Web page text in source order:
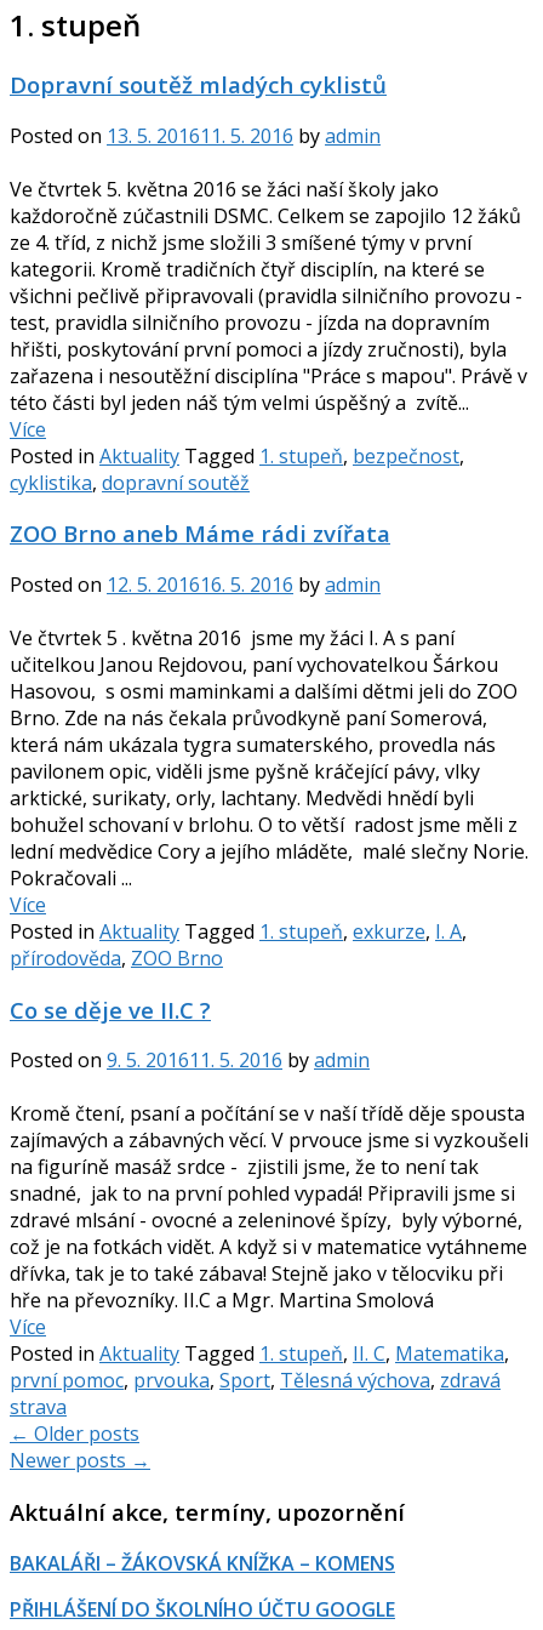
1. stupeň
Dopravní soutěž mladých cyklistů
Posted on 13. 5. 201611. 5. 2016 byadmin
Ve čtvrtek 5. května 2016 se žáci naší školy jako
každoročně zúčastnili DSMC. Celkem se zapojilo 12 žáků
ze 4. tříd, z nichž jsme složili 3 smíšené týmy v první
kategorii. Kromě tradičních čtyř disciplín, na které se
všichni pečlivě připravovali (pravidla silničního provozu -
test, pravidla silničního provozu - jízda na dopravním
hřišti, poskytování první pomoci a jízdy zručnosti), byla
zařazena i nesoutěžní disciplína "Práce s mapou". Právě v
této části byl jeden náš tým velmi úspěšný a zvítě...
Více
Posted in Aktuality Tagged 1. stupeň, bezpečnost,
cyklistika, dopravní soutěž
ZOO Brno aneb Máme rádi zvířata
Posted on 12. 5. 201616. 5. 2016 byadmin
Ve čtvrtek 5 . května 2016 jsme my žáci I. A s paní
učitelkou Janou Rejdovou, paní vychovatelkou Šárkou
Hasovou, s osmi maminkami a dalšími dětmi jeli do ZOO
Brno. Zde na nás čekala průvodkyně paní Somerová,
která nám ukázala tygra sumaterského, provedla nás
pavilonem opic, viděli jsme pyšně kráčející pávy, vlky
arktické, surikaty, orly, lachtany. Medvědi hnědí byli
bohužel schovaní v brlohu. O to větší radost jsme měli z
lední medvědice Cory a jejího mláděte, malé slečny Norie.
Pokračovali ...
Více
Posted in Aktuality Tagged 1. stupeň, exkurze, I. A,
přírodověda, ZOO Brno
Co se děje ve II.C ?
Posted on 9. 5. 201611. 5. 2016 byadmin
Kromě čtení, psaní a počítání se v naší třídě děje spousta
zajímavých a zábavných věcí. V prvouce jsme si vyzkoušeli
na figuríně masáž srdce - zjistili jsme, že to není tak
snadné, jak to na první pohled vypadá! Připravili jsme si
zdravé mlsání - ovocné a zeleninové špízy, byly výborné,
což je na fotkách vidět. A když si v matematice vytáhneme
dřívka, tak je to také zábava! Stejně jako v tělocviku při
hře na převozníky. II.C a Mgr. Martina Smolová
Více
Posted in Aktuality Tagged 1. stupeň, II. C, Matematika,
první pomoc, prvouka, Sport, Tělesná výchova, zdravá
strava
Posts
navigation
← Older posts
Newer posts →
Aktuální akce, termíny, upozornění
BAKALÁŘI – ŽÁKOVSKÁ KNÍŽKA – KOMENS
PŘIHLÁŠENÍ DO ŠKOLNÍHO ÚČTU GOOGLE